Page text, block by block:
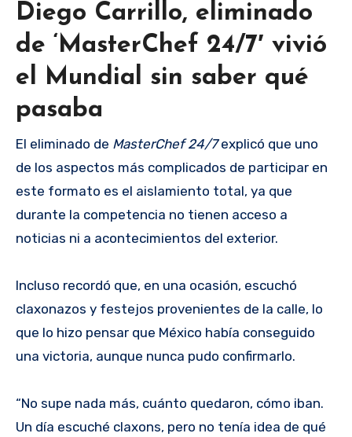
Diego Carrillo, eliminado
de ‘MasterChef 24/7′ vivió
el Mundial sin saber qué
pasaba
El eliminado de MasterChef 24/7explicó que uno
de los aspectos más complicados de participar en
este formato es el aislamiento total, ya que
durante la competencia no tienen acceso a
noticias ni a acontecimientos del exterior.
Incluso recordó que, en una ocasión, escuchó
claxonazos y festejos provenientes de la calle, lo
que lo hizo pensar que México había conseguido
una victoria, aunque nunca pudo confirmarlo.
“No supe nada más, cuánto quedaron, cómo iban.
Un día escuché claxons, pero no tenía idea de qué